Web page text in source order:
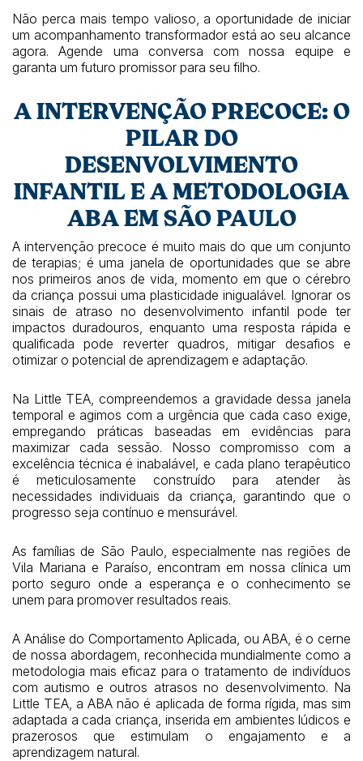
Não perca mais tempo valioso, a oportunidade de iniciar
um acompanhamento transformador está ao seu alcance
agora. Agende uma conversa com nossa equipe e
garanta um futuro promissor para seu filho.
A INTERVENÇÃO PRECOCE: O
PILAR DO
DESENVOLVIMENTO
INFANTIL E A METODOLOGIA
ABA EM SÃO PAULO
A intervenção precoce é muito mais do que um conjunto
de terapias; é uma janela de oportunidades que se abre
nos primeiros anos de vida, momento em que o cérebro
da criança possui uma plasticidade inigualável. Ignorar os
sinais de atraso no desenvolvimento infantil pode ter
impactos duradouros, enquanto uma resposta rápida e
qualificada pode reverter quadros, mitigar desafios e
otimizar o potencial de aprendizagem e adaptação.
Na Little TEA, compreendemos a gravidade dessa janela
temporal e agimos com a urgência que cada caso exige,
empregando práticas baseadas em evidências para
maximizar cada sessão. Nosso compromisso com a
excelência técnica é inabalável, e cada plano terapêutico
é meticulosamente construído para atender às
necessidades individuais da criança, garantindo que o
progresso seja contínuo e mensurável.
As famílias de São Paulo, especialmente nas regiões de
Vila Mariana e Paraíso, encontram em nossa clínica um
porto seguro onde a esperança e o conhecimento se
unem para promover resultados reais.
A Análise do Comportamento Aplicada, ou ABA, é o cerne
de nossa abordagem, reconhecida mundialmente como a
metodologia mais eficaz para o tratamento de indivíduos
com autismo e outros atrasos no desenvolvimento. Na
Little TEA, a ABA não é aplicada de forma rígida, mas sim
adaptada a cada criança, inserida em ambientes lúdicos e
prazerosos que estimulam o engajamento e a
aprendizagem natural.